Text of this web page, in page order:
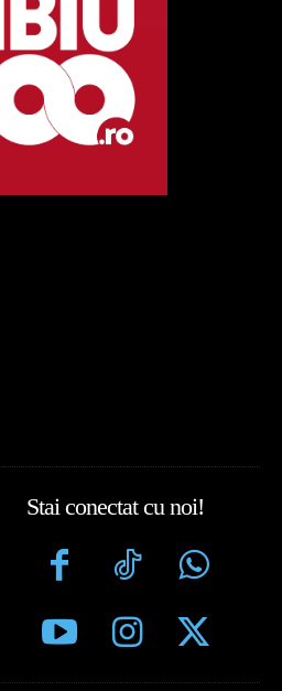
Stai conectat cu noi!